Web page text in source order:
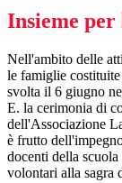
Insieme
Nell'ambito delle
le famiglie
svolta il 6 giugno
E. la cerimonia di
dell'Associazione
è frutto
docenti della
volontari alla sagra